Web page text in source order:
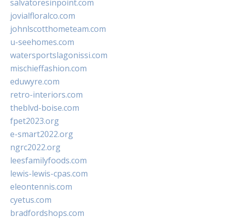
salvatoresinpoint.com
jovialfloralco.com
johnlscotthometeam.com
u-seehomes.com
watersportslagonissi.com
mischieffashion.com
eduwyre.com
retro-interiors.com
theblvd-boise.com
fpet2023.org
e-smart2022.org
ngrc2022.org
leesfamilyfoods.com
lewis-lewis-cpas.com
eleontennis.com
cyetus.com
bradfordshops.com